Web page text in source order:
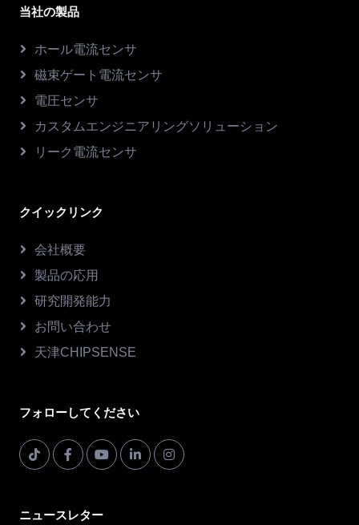
当社の製品
ホール電流センサ
磁束ゲート電流センサ
電圧センサ
カスタムエンジニアリングソリューション
リーク電流センサ
クイックリンク
会社概要
製品の応用
研究開発能力
お問い合わせ
天津CHIPSENSE
フォローしてください
ニュースレター